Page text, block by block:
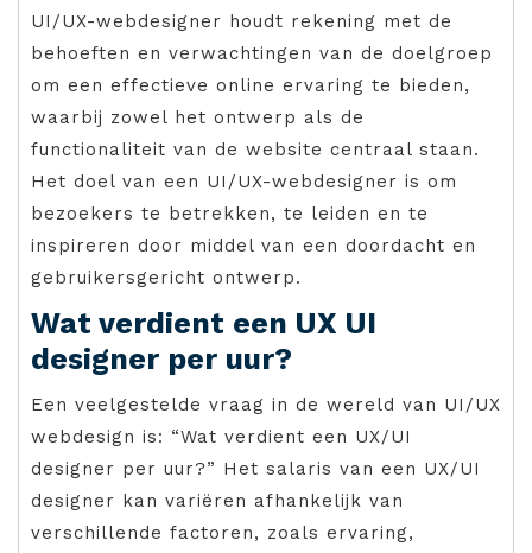
UI/UX-webdesigner houdt rekening met de
behoeften en verwachtingen van de doelgroep
om een effectieve online ervaring te bieden,
waarbij zowel het ontwerp als de
functionaliteit van de website centraal staan.
Het doel van een UI/UX-webdesigner is om
bezoekers te betrekken, te leiden en te
inspireren door middel van een doordacht en
gebruikersgericht ontwerp.
Wat verdient een UX UI
designer per uur?
Een veelgestelde vraag in de wereld van UI/UX
webdesign is: “Wat verdient een UX/UI
designer per uur?” Het salaris van een UX/UI
designer kan variëren afhankelijk van
verschillende factoren, zoals ervaring,